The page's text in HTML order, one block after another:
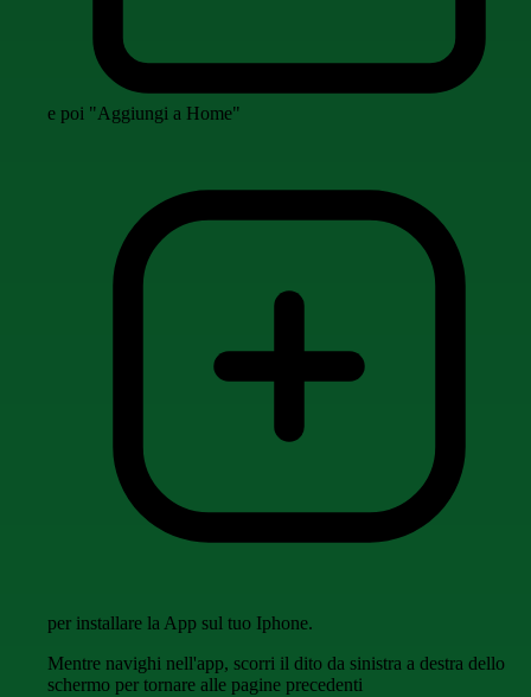
e poi "Aggiungi a Home"
per installare la App sul tuo Iphone.
Mentre navighi nell'app, scorri il dito da sinistra a destra dello
schermo per tornare alle pagine precedenti